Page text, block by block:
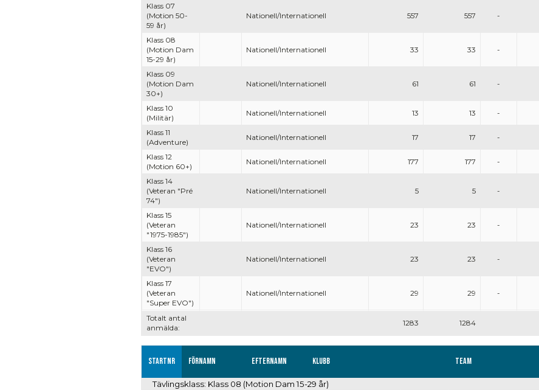
Totalt antal
anmälda:
1283 1284
Klass 07
(Motion 50-
59 år)
Nationell/Internationell 557 557 -
Klass 08
(Motion Dam
15-29 år)
Nationell/Internationell 33 33 -
Klass 09
(Motion Dam
30+)
Nationell/Internationell 61 61 -
Klass 10
(Militär)
Nationell/Internationell 13 13 -
Klass 11
(Adventure)
Nationell/Internationell 17 17 -
Klass 12
(Motion 60+)
Nationell/Internationell 177 177 -
Klass 14
(Veteran "Pré
74")
Nationell/Internationell 5 5 -
Klass 15
(Veteran
"1975-1985")
Nationell/Internationell 23 23 -
Klass 16
(Veteran
"EVO")
Nationell/Internationell 23 23 -
Klass 17
(Veteran
"Super EVO")
Nationell/Internationell 29 29 -
Startnr Förnamn Efternamn Klubb Team
Tävlingsklass: Klass 08 (Motion Dam 15-29 år)